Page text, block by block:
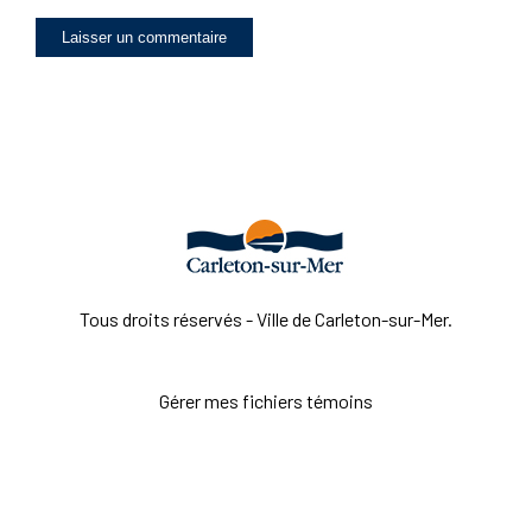
Tous droits réservés - Ville de Carleton-sur-Mer.
Gérer mes fichiers témoins